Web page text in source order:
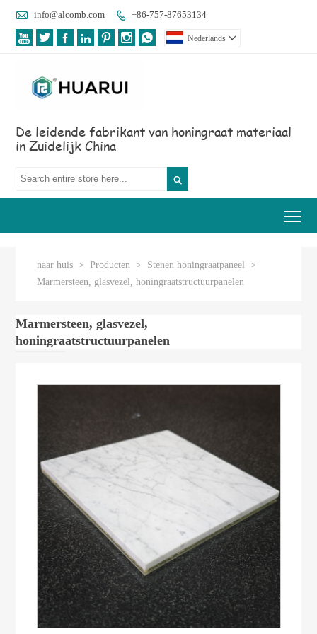
 info@alcomb.com  +86-757-87653134
       Nederlands 
De leidende fabrikant van honingraat materiaal
in Zuidelijk China

naar huis > Producten > Stenen honingraatpaneel
>
Marmersteen, glasvezel, honingraatstructuurpanelen
Marmersteen, glasvezel,
honingraatstructuurpanelen